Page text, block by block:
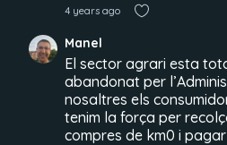
4 years ago
Manel
El sector agrari esta
abandonat per
nosaltres els
tenim la força per
compres de km0 i